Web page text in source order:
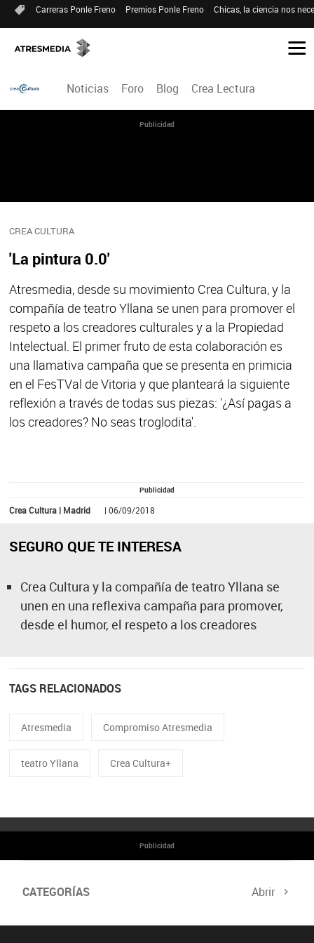
Carreras Ponle Freno Premios Ponle Freno Chicas, la ciencia nos
Noticias Foro Blog Crea Lectura
Publicidad
CREA CULTURA
'La pintura 0.0'
Atresmedia, desde su movimiento Crea Cultura, y la
compañía de teatro Yllana se unen para promover el
respeto a los creadores culturales y a la Propiedad
Intelectual. El primer fruto de esta colaboración es
una llamativa campaña que se presenta en primicia
en el FesTVal de Vitoria y que planteará la siguiente
reflexión a través de todas sus piezas: '¿Así pagas a
los creadores? No seas troglodita'.
Publicidad
Crea Cultura | Madrid | 06/09/2018
SEGURO QUE TE INTERESA
Crea Cultura y la compañía de teatro Yllana se
unen en una reflexiva campaña para promover,
desde el humor, el respeto a los creadores
TAGS RELACIONADOS
Atresmedia Compromiso Atresmedia
teatro Yllana Crea Cultura+
Publicidad
CATEGORÍAS Abrir